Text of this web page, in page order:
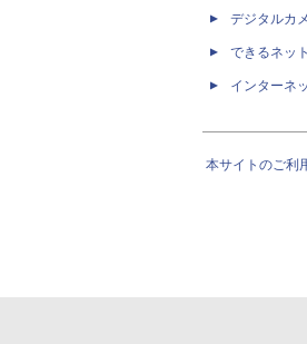
デジタルカ
できるネット
インターネ
本サイトのご利